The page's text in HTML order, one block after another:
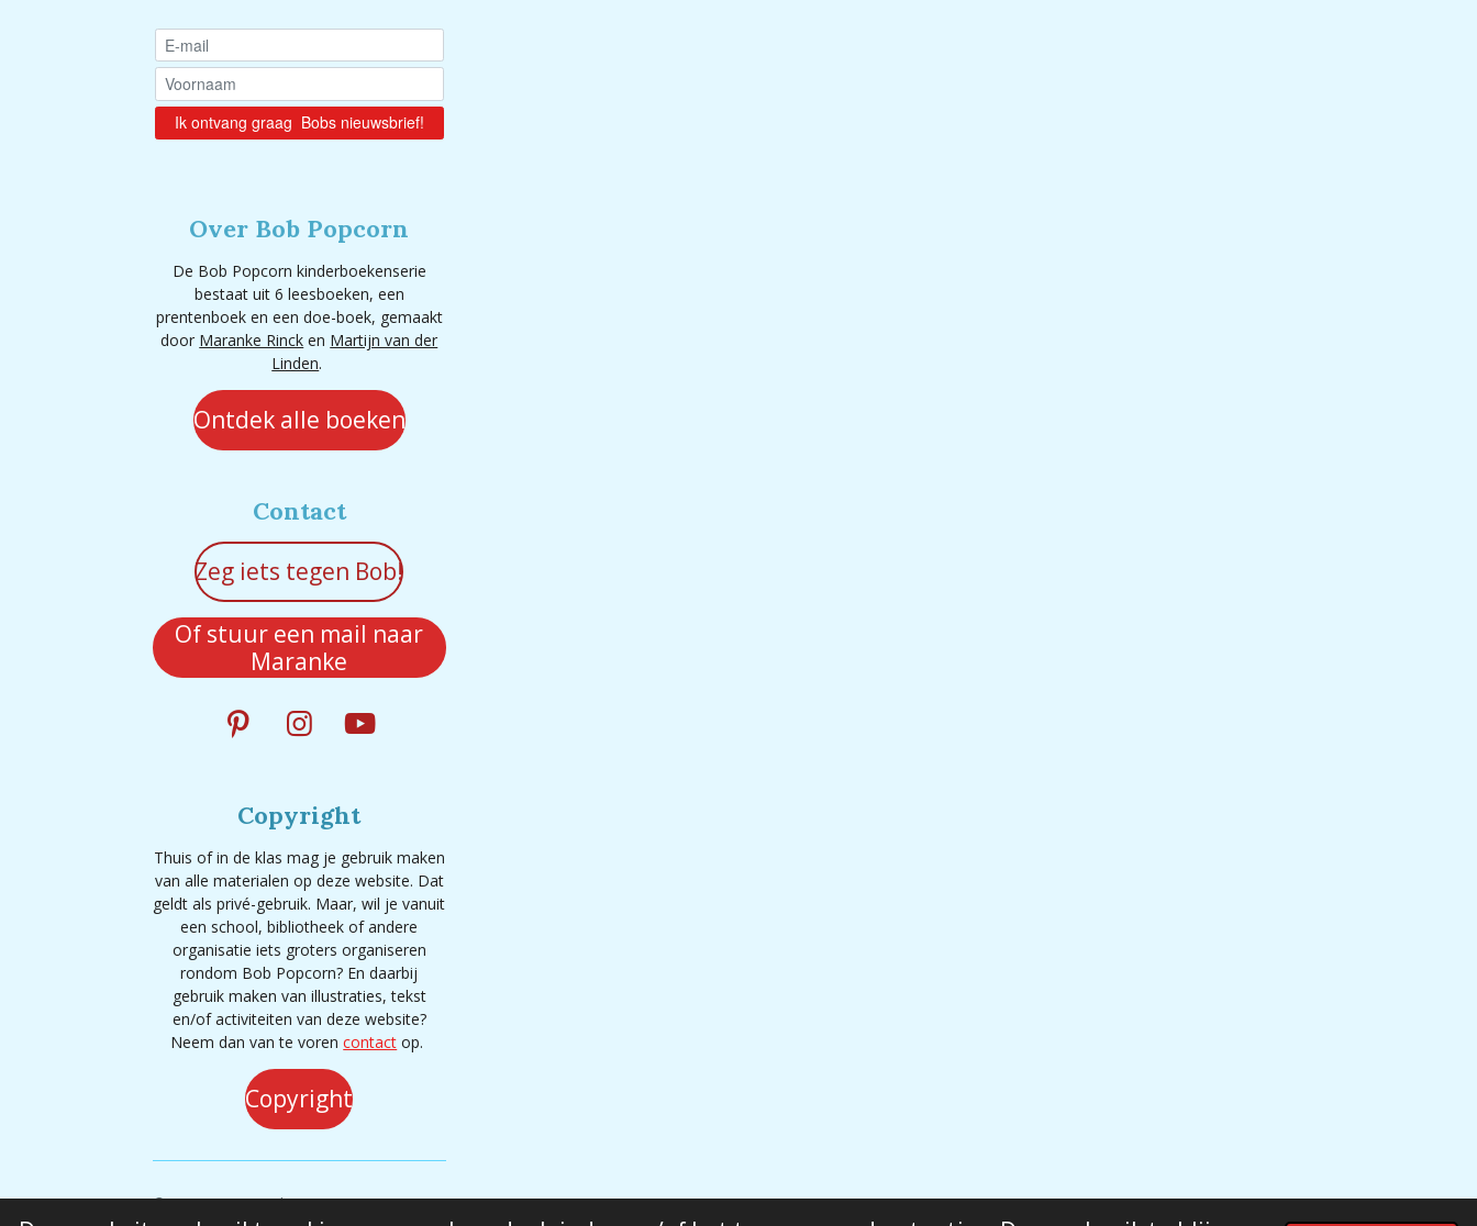
Over Bob Popcorn
De Bob Popcorn kinderboekenserie
bestaat uit 6 leesboeken, een
prentenboek en een doe-boek, gemaakt
door Maranke Rinck en Martijn van der
Linden.
Ontdek alle boeken
Contact
Zeg iets tegen Bob!
Of stuur een mail naar
Maranke
P
t
e
r
e
s
t
I
t
g
r
a
m
Y
T
u
b
e
Copyright
Thuis of in de klas mag je gebruik maken
van alle materialen op deze website. Dat
geldt als privé-gebruik. Maar, wil je vanuit
een school, bibliotheek of andere
organisatie iets groters organiseren
rondom Bob Popcorn? En daarbij
gebruik maken van illustraties, tekst
en/of activiteiten van deze website?
Neem dan van te vorencontact op.
Copyright
© 2020 - 2026 Bob Popcorn